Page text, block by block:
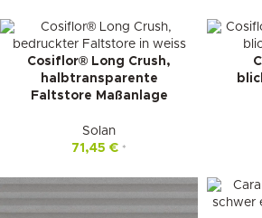
Cosiflor® Long Crush,
halbtransparente
Faltstore Maßanlage
Solan
71,45 € *